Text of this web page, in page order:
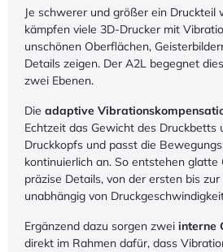
Je schwerer und größer ein Druckteil
kämpfen viele 3D-Drucker mit
unschönen Oberflächen,
Details zeigen. Der A2L begegnet
zwei Ebenen.
Die adaptive
Echtzeit das Gewicht des Druckbetts
Druckkopfs und passt die
kontinuierlich an. So entstehen glatte
präzise Details, von der ersten bis
unabhängig von
Ergänzend dazu sorgen zwei interne
direkt im Rahmen dafür, dass